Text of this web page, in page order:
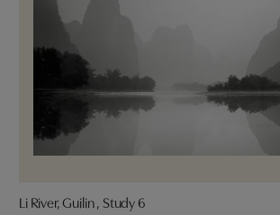
Li River, Guilin , Study 6